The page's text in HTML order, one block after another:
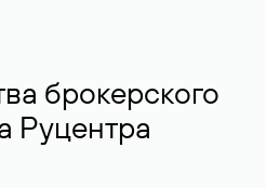
брокерского
Руцентра